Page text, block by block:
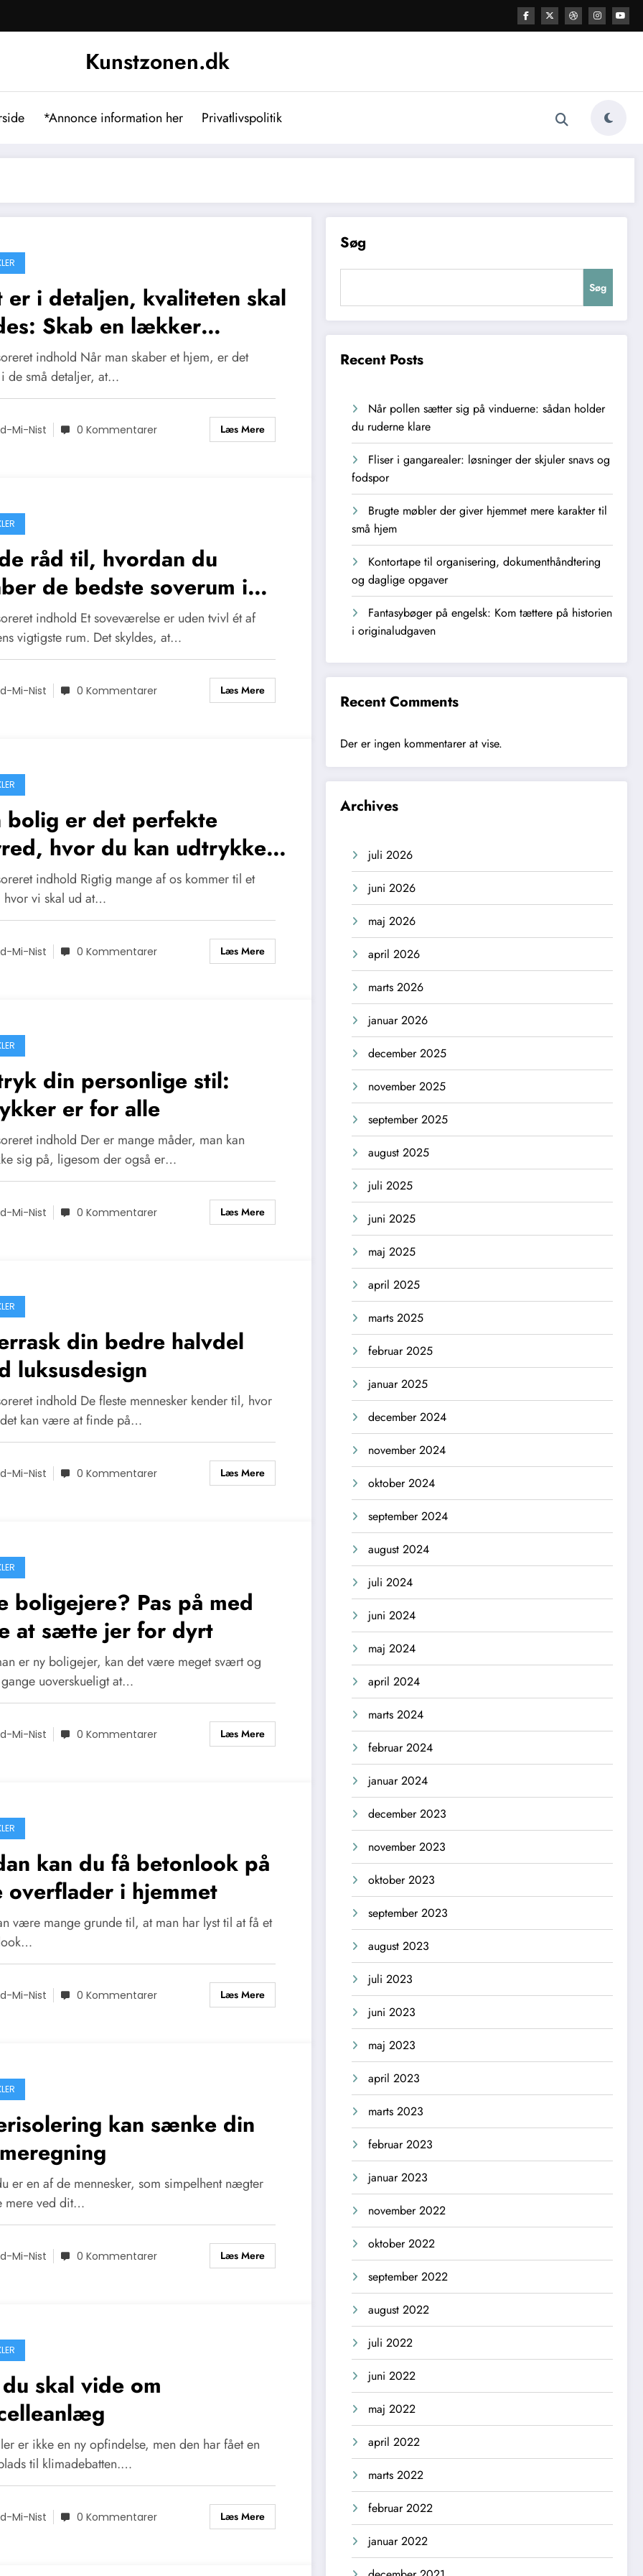
Kunstzonen.dk
*Annonce information her Privatlivspolitik
er i detaljen, kvaliteten skal
Skab en lækker
indhold Når man skaber et hjem, er det
de små detaljer, at…
Mi-Nist 0 Kommentarer Læs Mere
råd til, hvordan du
de bedste soverum i
indhold Et soveværelse er uden tvivl ét af
vigtigste rum. Det skyldes, at…
Mi-Nist 0 Kommentarer Læs Mere
bolig er det perfekte
hvor du kan udtrykke
indhold Rigtig mange af os kommer til et
hvor vi skal ud at…
Mi-Nist 0 Kommentarer Læs Mere
din personlige stil:
er for alle
indhold Der er mange måder, man kan
sig på, ligesom der også er…
Mi-Nist 0 Kommentarer Læs Mere
din bedre halvdel
luksusdesign
indhold De fleste mennesker kender til, hvor
kan være at finde på…
Mi-Nist 0 Kommentarer Læs Mere
boligejere? Pas på med
at sætte jer for dyrt
er ny boligejer, kan det være meget svært og
uoverskueligt at…
Mi-Nist 0 Kommentarer Læs Mere
kan du få betonlook på
overflader i hjemmet
være mange grunde til, at man har lyst til at få et
Mi-Nist 0 Kommentarer Læs Mere
kan sænke din
er en af de mennesker, som simpelhent nægter
mere ved dit…
Mi-Nist 0 Kommentarer Læs Mere
skal vide om
er ikke en ny opfindelse, men den har fået en
til klimadebatten.…
Mi-Nist 0 Kommentarer Læs Mere
Søg
Søg
Recent Posts
Når pollen sætter sig på vinduerne: sådan holder
du ruderne klare
Fliser i gangarealer: løsninger der skjuler snavs og
fodspor
Brugte møbler der giver hjemmet mere karakter til
små hjem
Kontortape til organisering, dokumenthåndtering
og daglige opgaver
Fantasybøger på engelsk: Kom tættere på historien
i originaludgaven
Recent Comments
Der er ingen kommentarer at vise.
Archives
juli 2026
juni 2026
maj 2026
april 2026
marts 2026
januar 2026
december 2025
november 2025
september 2025
august 2025
juli 2025
juni 2025
maj 2025
april 2025
marts 2025
februar 2025
januar 2025
december 2024
november 2024
oktober 2024
september 2024
august 2024
juli 2024
juni 2024
maj 2024
april 2024
marts 2024
februar 2024
januar 2024
december 2023
november 2023
oktober 2023
september 2023
august 2023
juli 2023
juni 2023
maj 2023
april 2023
marts 2023
februar 2023
januar 2023
november 2022
oktober 2022
september 2022
august 2022
juli 2022
juni 2022
maj 2022
april 2022
marts 2022
februar 2022
januar 2022